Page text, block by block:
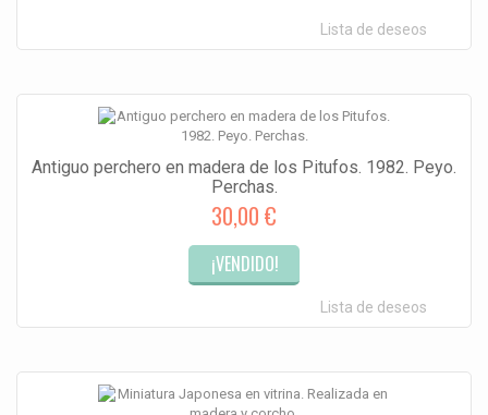
Lista de deseos
Antiguo perchero en madera de los Pitufos. 1982. Peyo.
Perchas.
30,00 €
¡VENDIDO!
Lista de deseos